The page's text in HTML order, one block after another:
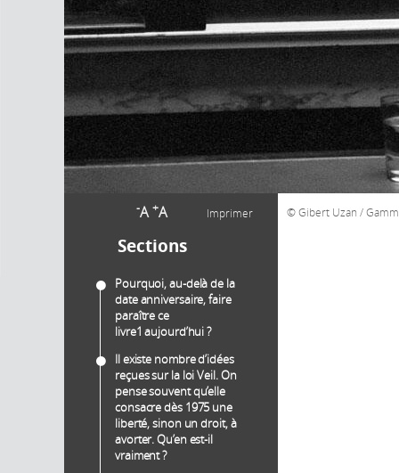
-A +A Imprimer
Sections
Pourquoi, au-delà de la
date anniversaire, faire
paraître ce
livre1 aujourd’hui ?
Il existe nombre d’idées
reçues sur la loi Veil. On
pense souvent qu’elle
consacre dès 1975 une
liberté, sinon un droit, à
avorter. Qu’en est-il
vraiment ?
Gibert Uzan /